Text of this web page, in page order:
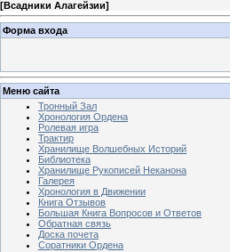
[Всадники Алагейзии]
Форма входа
Меню сайта
Тронный Зал
Хронология Ордена
Ролевая игра
Трактир
Хранилище Волшебных Историй
Библиотека
Хранилище Рукописей Неканона
Галерея
Хронология в Движении
Книга Отзывов
Большая Книга Вопросов и Ответов
Обратная связь
Доска почета
Соратники Ордена